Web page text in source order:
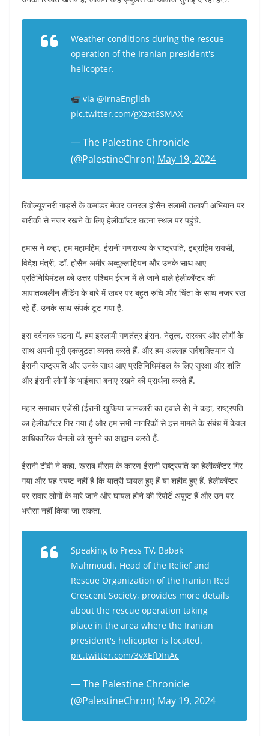
Weather conditions during the rescue
operation of the Iranian president's
helicopter.
via @IrnaEnglish
pic.twitter.com/gXzxt6SMAX
— The Palestine Chronicle
(@PalestineChron) May 19, 2024
रिवोल्यूशनरी गार्ड्स के कमांडर मेजर जनरल होसैन सलामी तलाशी अभियान पर
बारीकी से नजर रखने के लिए हेलीकॉप्टर घटना स्थल पर पहुंचे.
हमास ने कहा, हम महामहिम, ईरानी गणराज्य के राष्ट्रपति, इब्राहिम रायसी,
विदेश मंत्री, डॉ. होसैन अमीर अब्दुल्लाहियन और उनके साथ आए
प्रतिनिधिमंडल को उत्तर-पश्चिम ईरान में ले जाने वाले हेलीकॉप्टर की
आपातकालीन लैंडिंग के बारे में खबर पर बहुत रुचि और चिंता के साथ नजर रख
रहे हैं. उनके साथ संपर्क टूट गया है.
इस दर्दनाक घटना में, हम इस्लामी गणतंत्र ईरान, नेतृत्व, सरकार और लोगों के
साथ अपनी पूरी एकजुटता व्यक्त करते हैं, और हम अल्लाह सर्वशक्तिमान से
ईरानी राष्ट्रपति और उनके साथ आए प्रतिनिधिमंडल के लिए सुरक्षा और शांति
और ईरानी लोगों के भाईचारा बनाए रखने की प्रार्थना करते हैं.
महार समाचार एजेंसी (ईरानी खुफिया जानकारी का हवाले से) ने कहा, राष्ट्रपति
का हेलीकॉप्टर गिर गया है और हम सभी नागरिकों से इस मामले के संबंध में केवल
आधिकारिक चैनलों को सुनने का आह्वान करते हैं.
ईरानी टीवी ने कहा, खराब मौसम के कारण ईरानी राष्ट्रपति का हेलीकॉप्टर गिर
गया और यह स्पष्ट नहीं है कि यात्री घायल हुए हैं या शहीद हुए हैं. हेलीकॉप्टर
पर सवार लोगों के मारे जाने और घायल होने की रिपोर्टें अपुष्ट हैं और उन पर
भरोसा नहीं किया जा सकता.
Speaking to Press TV, Babak
Mahmoudi, Head of the Relief and
Rescue Organization of the Iranian Red
Crescent Society, provides more details
about the rescue operation taking
place in the area where the Iranian
president's helicopter is located.
pic.twitter.com/3vXEfDInAc
— The Palestine Chronicle
(@PalestineChron) May 19, 2024